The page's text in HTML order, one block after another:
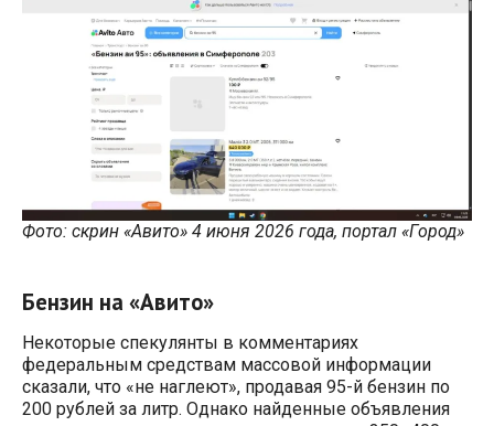
Фото: скрин «Авито» 4 июня 2026 года, портал «Город»
Бензин на «Авито»
Некоторые спекулянты в комментариях
федеральным средствам массовой информации
сказали, что «не наглеют», продавая 95-й бензин по
200 рублей за литр. Однако найденные объявления